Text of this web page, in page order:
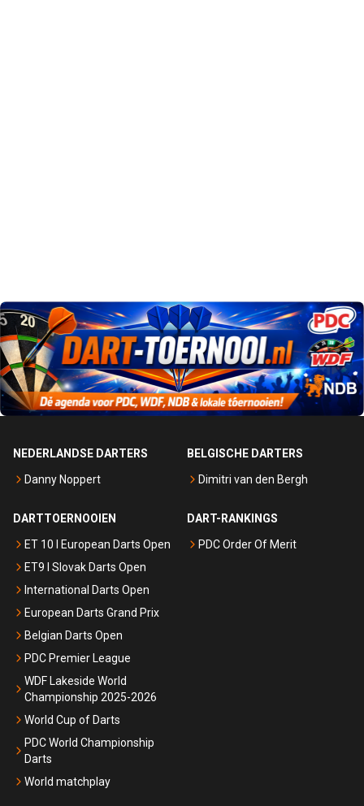
NEDERLANDSE DARTERS
Danny Noppert
BELGISCHE DARTERS
Dimitri van den Bergh
DARTTOERNOOIEN
ET 10 I European Darts Open
ET9 I Slovak Darts Open
International Darts Open
European Darts Grand Prix
Belgian Darts Open
PDC Premier League
WDF Lakeside World
Championship 2025-2026
World Cup of Darts
PDC World Championship
Darts
World matchplay
DART-RANKINGS
PDC Order Of Merit